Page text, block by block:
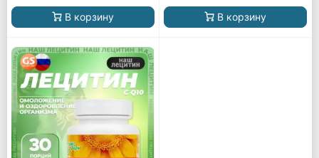
В корзину В корзину